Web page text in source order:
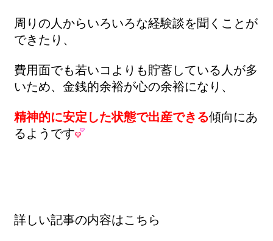
周りの人からいろいろな経験談を聞くことが
できたり、
費用面でも若いコよりも貯蓄している人が多
いため、金銭的余裕が心の余裕になり、
精神的に安定した状態で出産できる傾向にあ
るようです
詳しい記事の内容はこちら